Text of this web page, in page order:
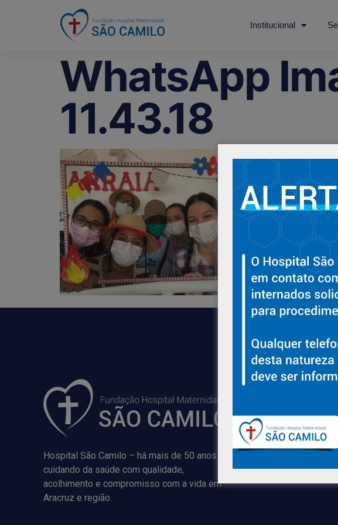
Institucional
WhatsApp
11.43.18
Hospital São Camilo – há mais de 50 anos
cuidando da saúde com qualidade,
acolhimento e compromisso com a vida em
Aracruz e região.
Sobre
Diretorias
Políticas e Normas